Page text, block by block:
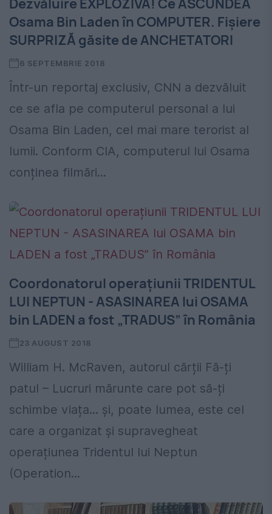
Dezvăluire EXPLOZIVĂ! Ce ASCUNDEA
Osama Bin Laden în COMPUTER. Fișiere
SURPRIZĂ găsite de ANCHETATORI
6 SEPTEMBRIE 2018
Într-un reportaj exclusiv, CNN a dezvăluit
ce se afla pe computerul personal a lui
Osama Bin Laden, cel mai mare terorist al
lumii. Conform CIA, computerul lui Osama
conținea filmări...
Coordonatorul operațiunii TRIDENTUL
LUI NEPTUN - ASASINAREA lui OSAMA
bin LADEN a fost „TRADUS” în România
23 AUGUST 2018
William H. McRaven, autorul cărții Fă-ți
patul – Lucruri mărunte care pot să-ți
schimbe viața... și, poate lumea, este cel
care a organizat și supravegheat
operațiunea Tridentul lui Neptun
(Operation...